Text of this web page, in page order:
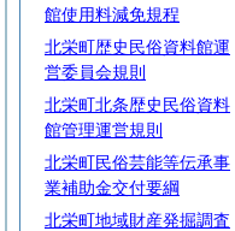
館使用料減免規程
北栄町歴史民俗資料館運
営委員会規則
北栄町北条歴史民俗資料
館管理運営規則
北栄町民俗芸能等伝承事
業補助金交付要綱
北栄町地域財産発掘調査